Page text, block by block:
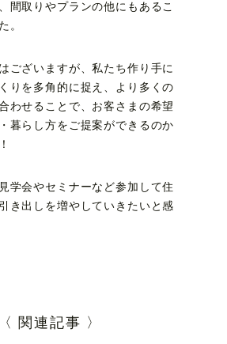
間取りやプランの他にもあるこ
。
ございますが、私たち作り手に
りを多角的に捉え、より多くの
わせることで、お客さまの希望
暮らし方をご提案ができるのか
学会やセミナーなど参加して住
き出しを増やしていきたいと感
〈 関連記事 〉